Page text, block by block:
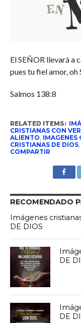
El SEÑOR llevará a
pues tu fiel amor, oh
Salmos 138:8
RELATED ITEMS:
CRISTIANAS CON
ALIENTO IMAGENES
CRISTIANAS DE DIOS,
COMPARTIR
RECOMENDADO
Imágenes
DE DIOS
DE
DE